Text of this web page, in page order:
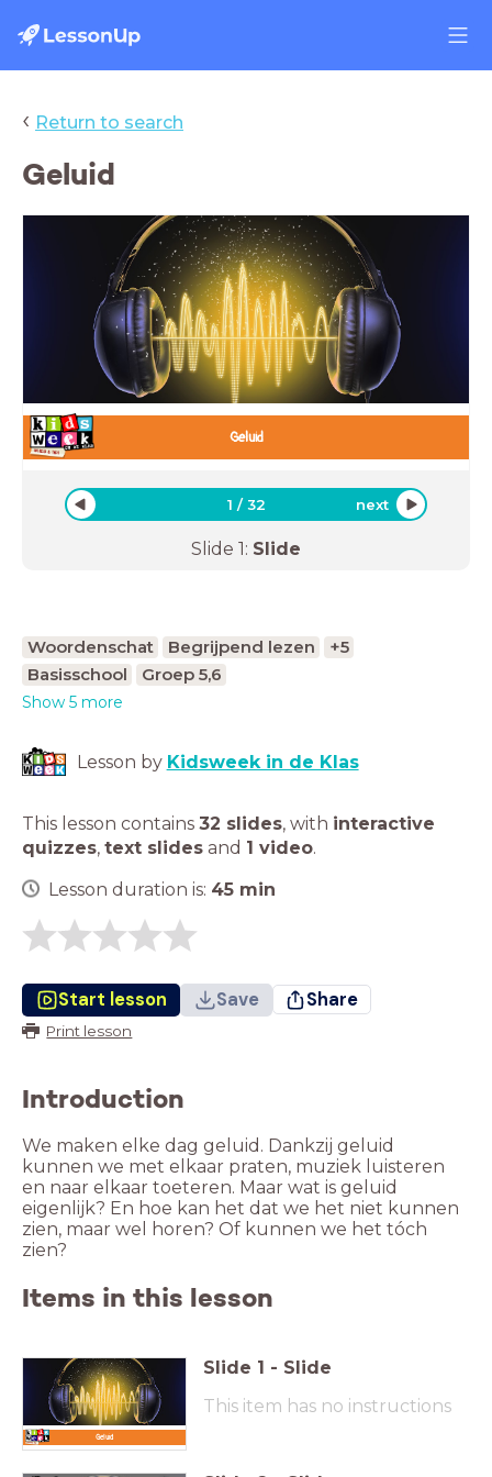
‹ Return to search
Geluid
Geluid
1 /32 next
Slide 1: Slide
Woordenschat Begrijpend lezen
+5
Basisschool
Groep 5,6
Show 5 more
Lesson by Kidsweek in de Klas
This lesson contains 32 slides, with interactive
quizzes, text slides and 1 video.
Lesson duration is: 45 min
Start lesson Save Share
Print lesson
Introduction
We maken elke dag geluid. Dankzij geluid
kunnen we met elkaar praten, muziek luisteren
en naar elkaar toeteren. Maar wat is geluid
eigenlijk? En hoe kan het dat we het niet kunnen
zien, maar wel horen? Of kunnen we het tóch
zien?
Items in this lesson
Geluid
Slide 1 - Slide
This item has no instructions